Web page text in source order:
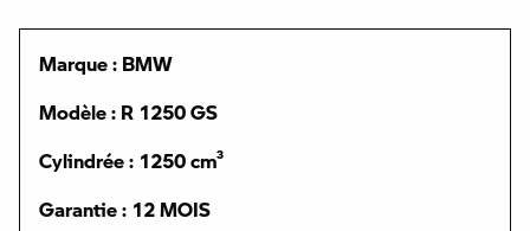
Marque : BMW
Modèle : R 1250 GS
Cylindrée : 1250 cm³
Garantie : 12 MOIS